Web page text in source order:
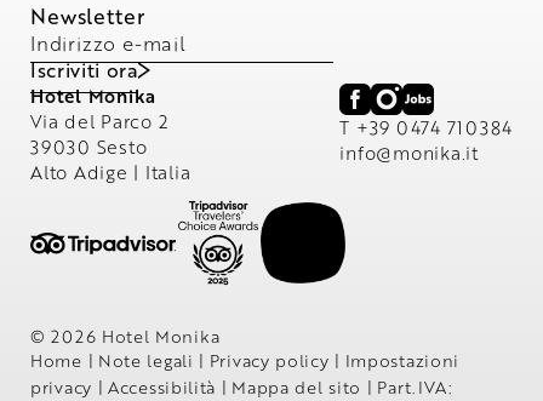
Hotel Monika
Via del Parco 2
39030 Sesto
Alto Adige | Italia
T +39 0474 710384
info@ monika.it
Newsletter
Indirizzo e-mail
Iscriviti ora
© 2026 Hotel Monika
Home | Note legali | Privacy policy | Impostazioni
privacy | Accessibilità | Mappa del sito | Part.IVA: